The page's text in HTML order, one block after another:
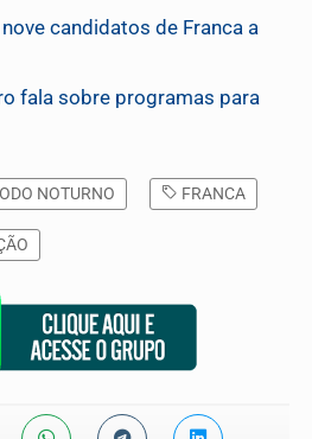
candidatos de Franca a
fala sobre programas para
NOTURNO FRANCA